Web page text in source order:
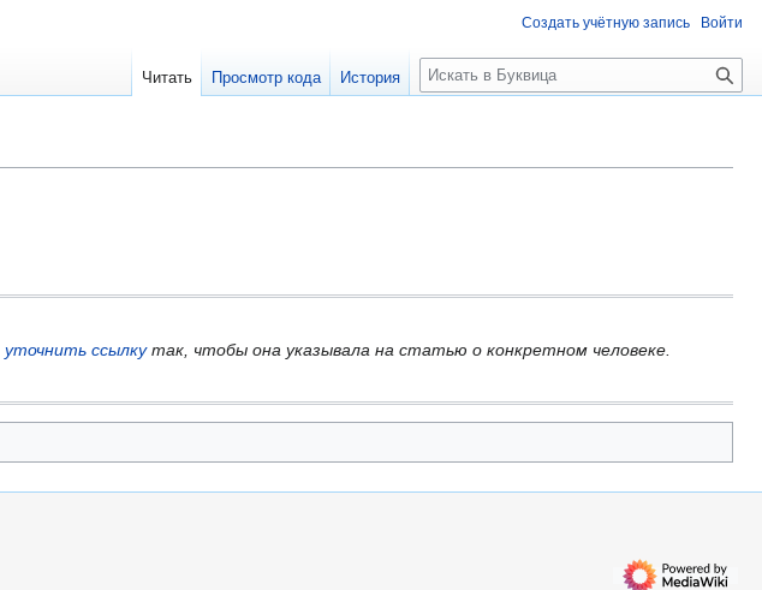
уточнить ссылкутак, чтобы она указывала на статью о конкретном человеке.
Создать учётную запись Войти
Читать Просмотр кода История
П
о
к